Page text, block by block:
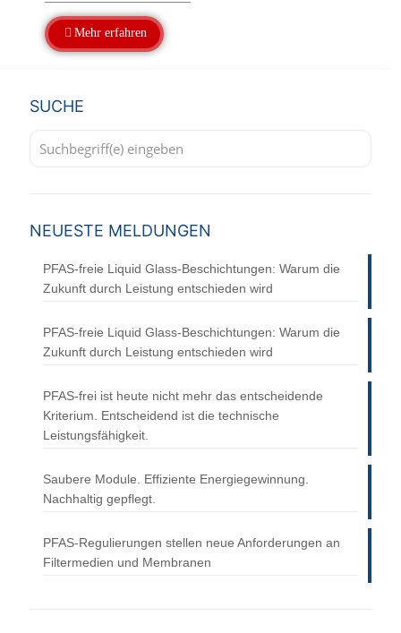
Mehr erfahren
SUCHE
NEUESTE MELDUNGEN
PFAS-freie Liquid Glass-Beschichtungen: Warum die
Zukunft durch Leistung entschieden wird
PFAS-freie Liquid Glass-Beschichtungen: Warum die
Zukunft durch Leistung entschieden wird
PFAS-frei ist heute nicht mehr das entscheidende
Kriterium. Entscheidend ist die technische
Leistungsfähigkeit.
Saubere Module. Effiziente Energiegewinnung.
Nachhaltig gepflegt.
PFAS-Regulierungen stellen neue Anforderungen an
Filtermedien und Membranen